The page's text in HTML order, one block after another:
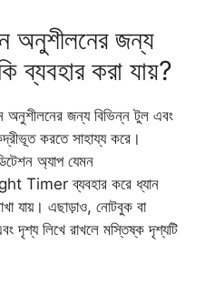
অনুশীলনের জন্য
ব্যবহার করা যায়?
অনুশীলনের জন্য বিভিন্ন টুল এবং
করতে সাহায্য করে।
অ্যাপ যেমন
Timer ব্যবহার করে ধ্যান
যায়। এছাড়াও, নোটবুক বা
দৃশ্য লিখে রাখলে মস্তিষ্ক দৃশ্যটি